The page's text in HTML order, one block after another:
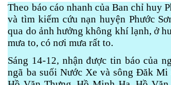
Theo báo cáo nhanh của Ban chỉ huy
và tìm kiếm cứu nạn huyện Phước
qua do ảnh hưởng không khí lạnh, ở
mưa to, có nơi mưa rất to.
Sáng 14-12, nhận được tin báo của
ngã ba suối Nước Xe và sông Đăk